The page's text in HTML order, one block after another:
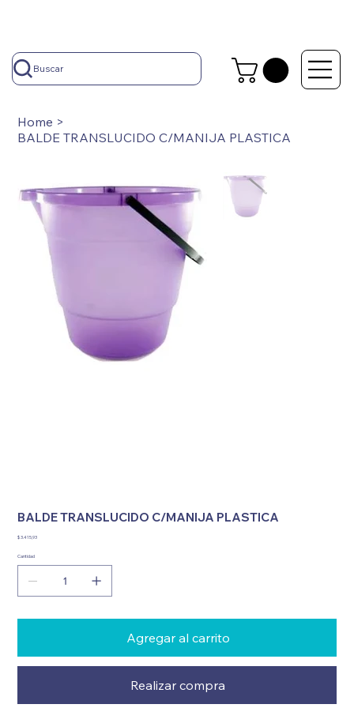
Buscar
Home >
BALDE TRANSLUCIDO C/MANIJA PLASTICA
BALDE TRANSLUCIDO C/MANIJA PLASTICA
Precio
$ 3.415,93
Cantidad
Agregar al carrito
Realizar compra